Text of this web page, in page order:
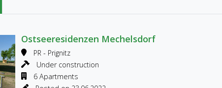
Ostseeresidenzen Mechelsdorf
PR - Prignitz
Under construction
6 Apartments